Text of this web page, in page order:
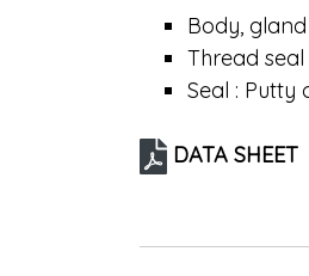
Body,
Thread
Seal : Putty
DATA SHEET